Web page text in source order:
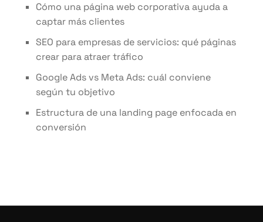
Cómo una página web corporativa ayuda a
captar más clientes
SEO para empresas de servicios: qué páginas
crear para atraer tráfico
Google Ads vs Meta Ads: cuál conviene
según tu objetivo
Estructura de una landing page enfocada en
conversión